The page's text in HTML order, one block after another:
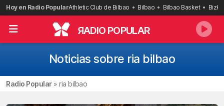
Saltar
al
contenido
Hoy en Radio PopularAthletic Club de Bilbao Bilbao Bilbao Basket
RADIO POPULAR
Noticias sobre ria bilbao
Radio Popular» ria bilbao